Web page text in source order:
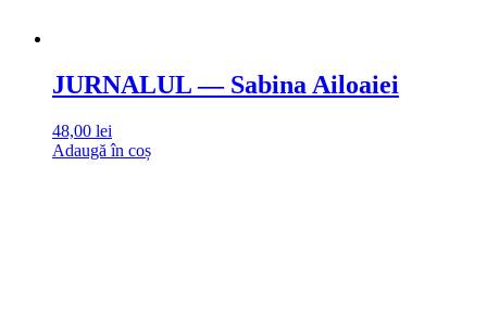
JURNALUL — Sabina Ailoaiei
48,00 lei
Adaugă în coș